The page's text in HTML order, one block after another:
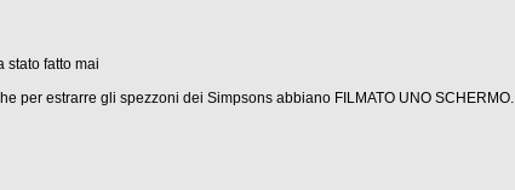
stato fatto mai
per estrarre gli spezzoni dei Simpsons abbiano FILMATO UNO SCHERMO.